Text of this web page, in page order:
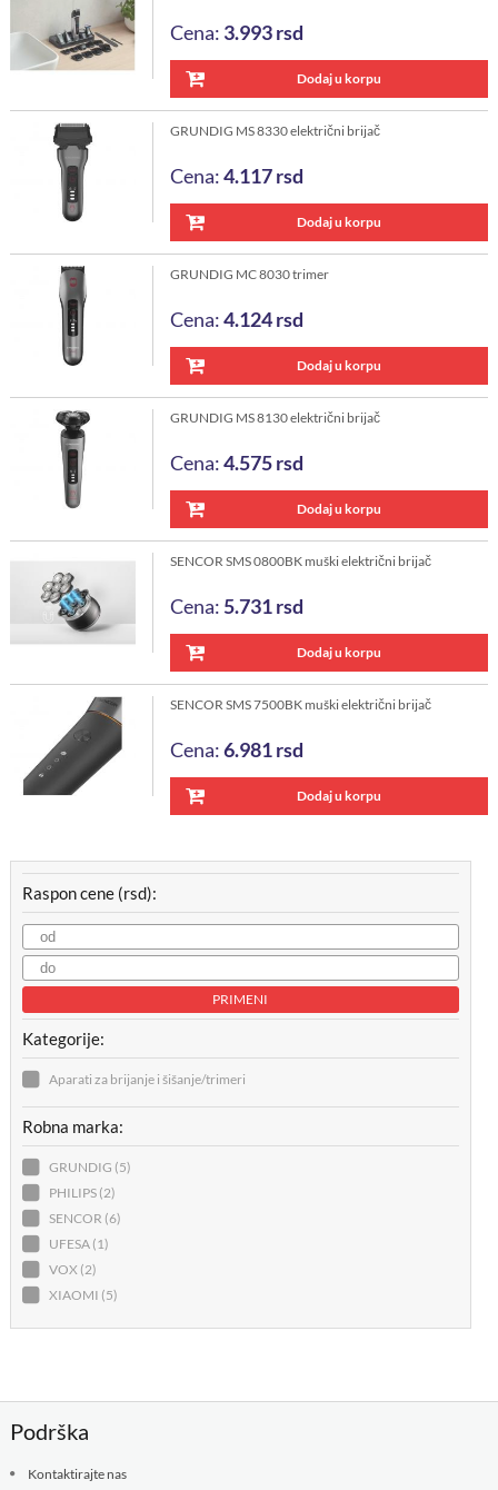
Cena: 3.993rsd
Dodaj u korpu
GRUNDIG MS 8330 električni brijač
Cena:4.117rsd
Dodaj u korpu
GRUNDIG MC 8030 trimer
Cena:4.124rsd
Dodaj u korpu
GRUNDIG MS 8130 električni brijač
Cena:4.575rsd
Dodaj u korpu
SENCOR SMS 0800BK muški električni brijač
Cena: 5.731rsd
Dodaj u korpu
SENCOR SMS 7500BK muški električni brijač
Cena:6.981rsd
Dodaj u korpu
Raspon cene (rsd):
PRIMENI
Kategorije:
Aparati za brijanje i šišanje/trimeri
Robna marka:
GRUNDIG (5)
PHILIPS (2)
SENCOR (6)
UFESA (1)
VOX (2)
XIAOMI (5)
Podrška
Kontaktirajte nas